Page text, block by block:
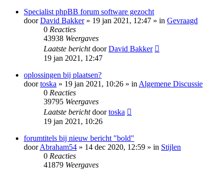
Specialist phpBB forum software gezocht
doorDavid Bakker» 19 jan 2021, 12:47 » in Gevraagd
0 Reacties
43938 Weergaves
Laatste berichtdoorDavid Bakker
19 jan 2021, 12:47
oplossingen bij plaatsen?
doortoska » 19 jan 2021, 10:26 » inAlgemene Discussie
0 Reacties
39795 Weergaves
Laatste berichtdoortoska
19 jan 2021, 10:26
forumtitels bij nieuw bericht "bold"
doorAbraham54 » 14 dec 2020, 12:59 » in Stijlen
0 Reacties
41879 Weergaves